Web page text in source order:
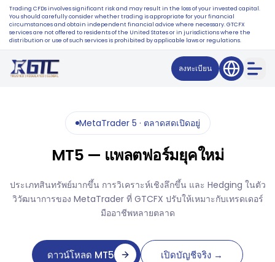
Trading CFDs involves significant risk and may result in the loss of your invested capital.
You should carefully consider whether trading is appropriate for your financial
circumstances and obtain independent financial advice where necessary. GTCFX
services are not offered to residents of the United States or in jurisdictions where the
distribution or use of such services is prohibited by applicable laws or regulations.
ลงทะเบียน
MetaTrader 5 · ตลาดสดเปิดอยู่
MT5 — แพลตฟอร์มยุคใหม่
ประเภทสินทรัพย์มากขึ้น การวิเคราะห์เชิงลึกขึ้น และ Hedging ในตัว
วิวัฒนาการของ MetaTrader ที่ GTCFX ปรับให้เหมาะกับเทรดเดอร์
มืออาชีพหลายตลาด
ดาวน์โหลด MT5 เปิดบัญชีจริง →